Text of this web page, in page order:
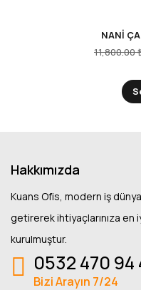
NANİ
11,800.00
Hakkımızda
Kuans Ofis, modern iş
getirerek ihtiyaçlarınıza en
kurulmuştur.
0532 470 94
Bizi Arayın 7/24